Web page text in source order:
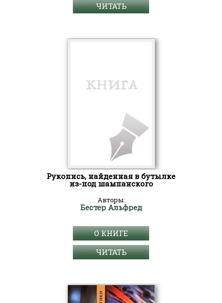
ЧИТАТЬ
Рукопись, найденная в бутылке
из-под шампанского
Авторы:
Бестер Альфред
О КНИГЕ
ЧИТАТЬ